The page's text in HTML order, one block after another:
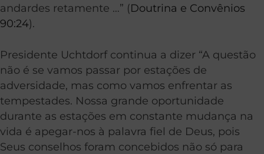
andardes retamente …” (Doutrina e Convênios
90:24).
Presidente Uchtdorf continua a dizer “A questão
não é se vamos passar por estações de
adversidade, mas como vamos enfrentar as
tempestades. Nossa grande oportunidade
durante as estações em constante mudança na
vida é apegar-nos à palavra fiel de Deus, pois
Seus conselhos foram concebidos não só para